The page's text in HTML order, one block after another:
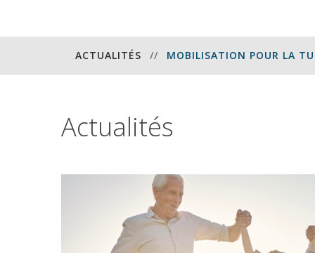
ACTUALITÉS // MOBILISATION POUR LA
Actualités